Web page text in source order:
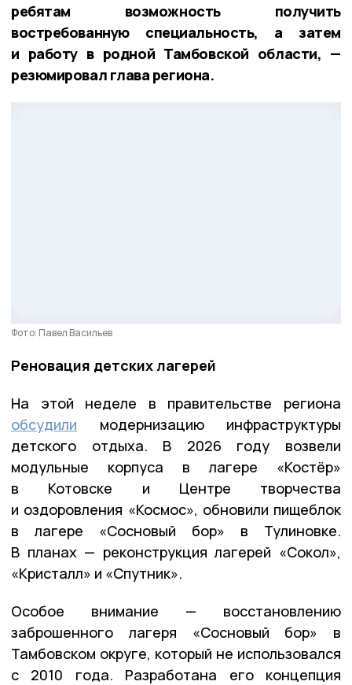
ребятам возможность получить
востребованную специальность, а затем
и работу в родной Тамбовской области, —
резюмировал глава региона.
Фото: Павел Васильев
Реновация детских лагерей
На этой неделе в правительстве региона
обсудили модернизацию инфраструктуры
детского отдыха. В 2026 году возвели
модульные корпуса в лагере «Костёр»
в Котовске и Центре творчества
и оздоровления «Космос», обновили пищеблок
в лагере «Сосновый бор» в Тулиновке.
В планах — реконструкция лагерей «Сокол»,
«Кристалл» и «Спутник».
Особое внимание — восстановлению
заброшенного лагеря «Сосновый бор» в
Тамбовском округе, который не использовался
с 2010 года. Разработана его концепция